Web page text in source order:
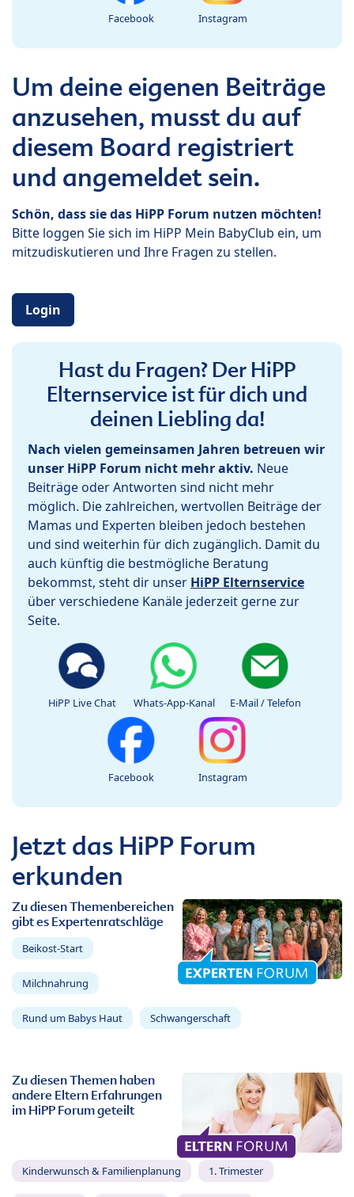
Facebook Instagram
Um deine eigenen Beiträge
anzusehen, musst du auf
diesem Board registriert
und angemeldet sein.
Schön, dass sie das HiPP Forum nutzen möchten!
Bitte loggen Sie sich im HiPP Mein BabyClub ein, um
mitzudiskutieren und Ihre Fragen zu stellen.
Login
Hast du Fragen? Der HiPP
Elternservice ist für dich und
deinen Liebling da!
Nach vielen gemeinsamen Jahren betreuen wir
unser HiPP Forum nicht mehr aktiv. Neue
Beiträge oder Antworten sind nicht mehr
möglich. Die zahlreichen, wertvollen Beiträge der
Mamas und Experten bleiben jedoch bestehen
und sind weiterhin für dich zugänglich. Damit du
auch künftig die bestmögliche Beratung
bekommst, steht dir unser HiPP Elternservice
über verschiedene Kanäle jederzeit gerne zur
Seite.
HiPP Live Chat Whats-App-Kanal E-Mail / Telefon
Facebook Instagram
Jetzt das HiPP Forum
erkunden
Zu diesen Themenbereichen
gibt es Expertenratschläge
Beikost-Start
Milchnahrung
Rund um Babys Haut Schwangerschaft
Zu diesen Themen haben
andere Eltern Erfahrungen
im HiPP Forum geteilt
Kinderwunsch & Familienplanung 1. Trimester